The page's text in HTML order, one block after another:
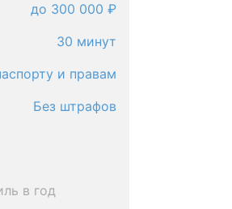
до 300 000 ₽
30 минут
и правам
Без штрафов
в год